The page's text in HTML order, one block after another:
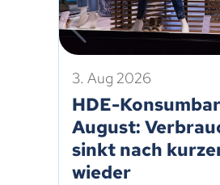
3. Aug 2026
HDE-
August:
sinkt nach
wieder